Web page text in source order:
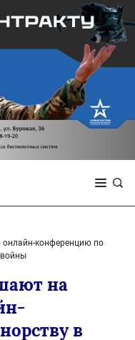
онлайн-конференцию по
войны
на
в